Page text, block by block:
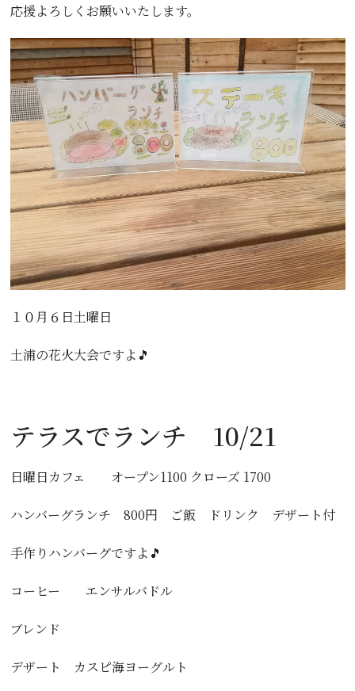
応援よろしくお願いいたします。
１０月６日土曜日
土浦の花火大会ですよ🎵
テラスでランチ 10/21
日曜日カフェ オープン1100 クローズ 1700
ハンバーグランチ 800円 ご飯 ドリンク デザート付
手作りハンバーグですよ🎵
コーヒー エンサルバドル
ブレンド
デザート カスピ海ヨーグルト